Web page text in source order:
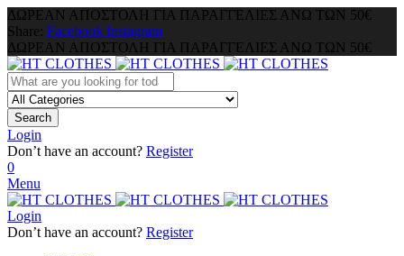
ΔΩΡΕΑΝ ΑΠΟΣΤΟΛΗ ΓΙΑ ΠΑΡΑΓΓΕΛΙΕΣ ΑΝΩ ΤΩΝ 50€
Share: Facebook Instagram
ΔΩΡΕΑΝ ΑΠΟΣΤΟΛΗ ΓΙΑ ΠΑΡΑΓΓΕΛΙΕΣ ΑΝΩ ΤΩΝ 50€
Search
Login
Don’t have an account? Register
0
Menu
Login
Don’t have an account? Register